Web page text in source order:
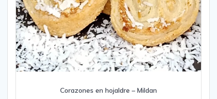
Corazones en hojaldre – Mildan